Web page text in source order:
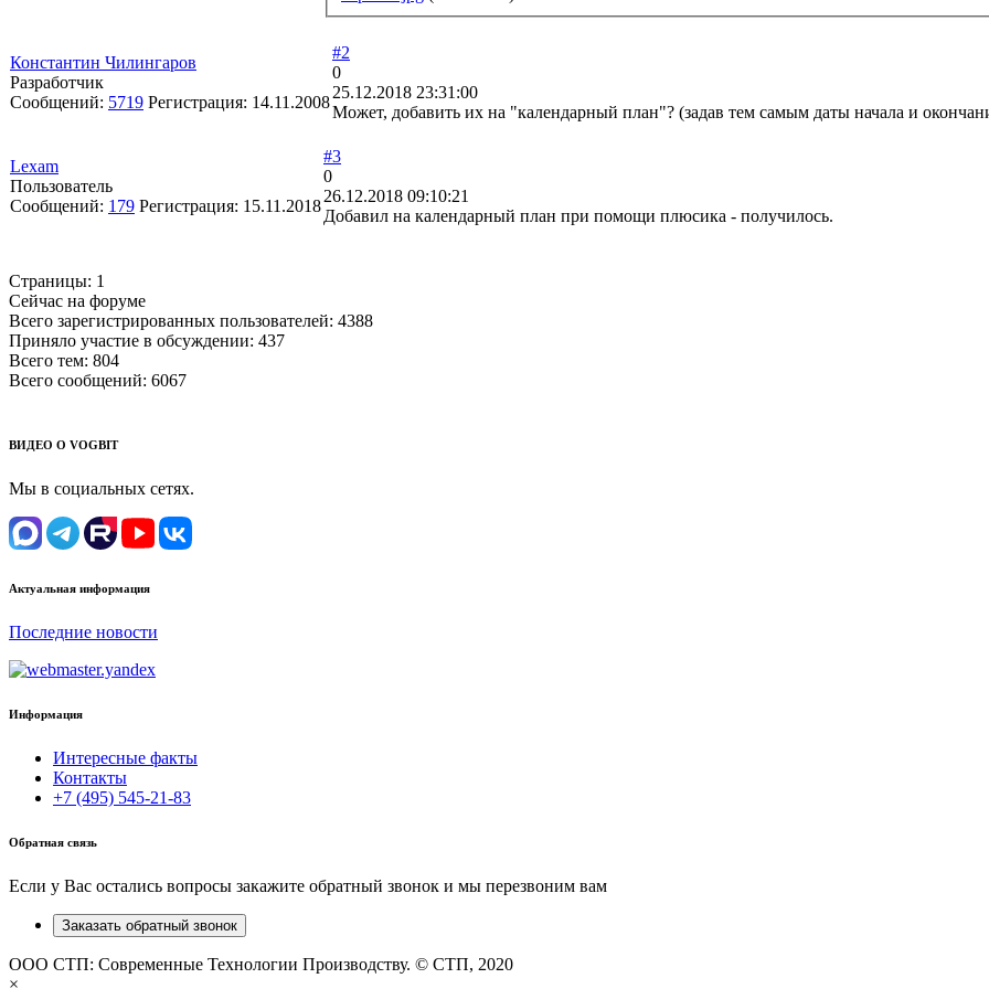
Константин Чилингаров
Разработчик
Сообщений: 5719 Регистрация: 14.11.2008
#2
0
25.12.2018 23:31:00
Может, добавить их на "календарный план"? (задав тем самым даты начала и
Lexam
Пользователь
Сообщений: 179 Регистрация: 15.11.2018
#3
0
26.12.2018 09:10:21
Добавил на календарный план при помощи плюсика - получилось.
Страницы: 1
Сейчас на форуме
Всего зарегистрированных пользователей: 4388
Приняло участие в обсуждении: 437
Всего тем: 804
Всего сообщений: 6067
ВИДЕО О VOGBIT
Мы в социальных сетях.
Актуальная информация
Последние новости
Информация
Интересные факты
Контакты
+7 (495) 545-21-83
Обратная связь
Если у Вас остались вопросы закажите обратный звонок и мы перезвоним вам
Заказать обратный звонок
ООО СТП: Современные Технологии Производству. © СТП, 2020
×